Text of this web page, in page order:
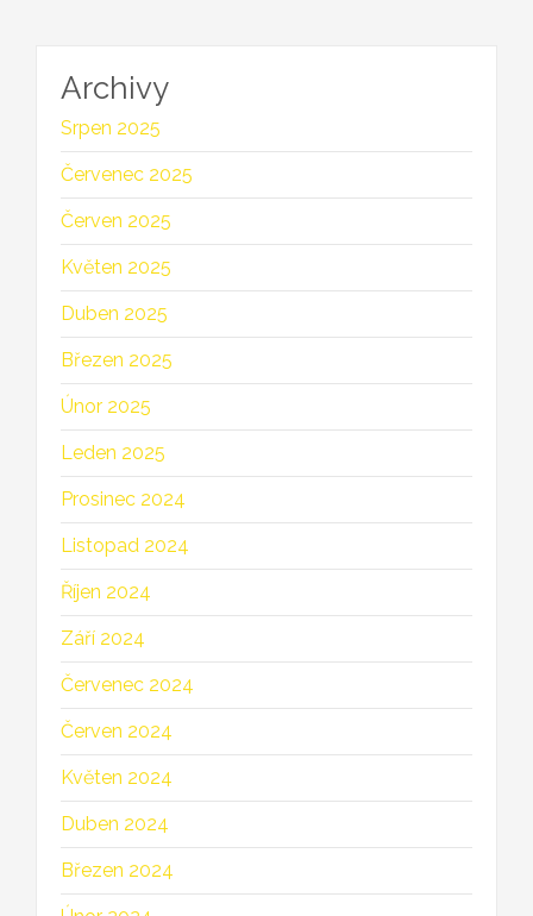
Archivy
Srpen 2025
Červenec 2025
Červen 2025
Květen 2025
Duben 2025
Březen 2025
Únor 2025
Leden 2025
Prosinec 2024
Listopad 2024
Říjen 2024
Září 2024
Červenec 2024
Červen 2024
Květen 2024
Duben 2024
Březen 2024